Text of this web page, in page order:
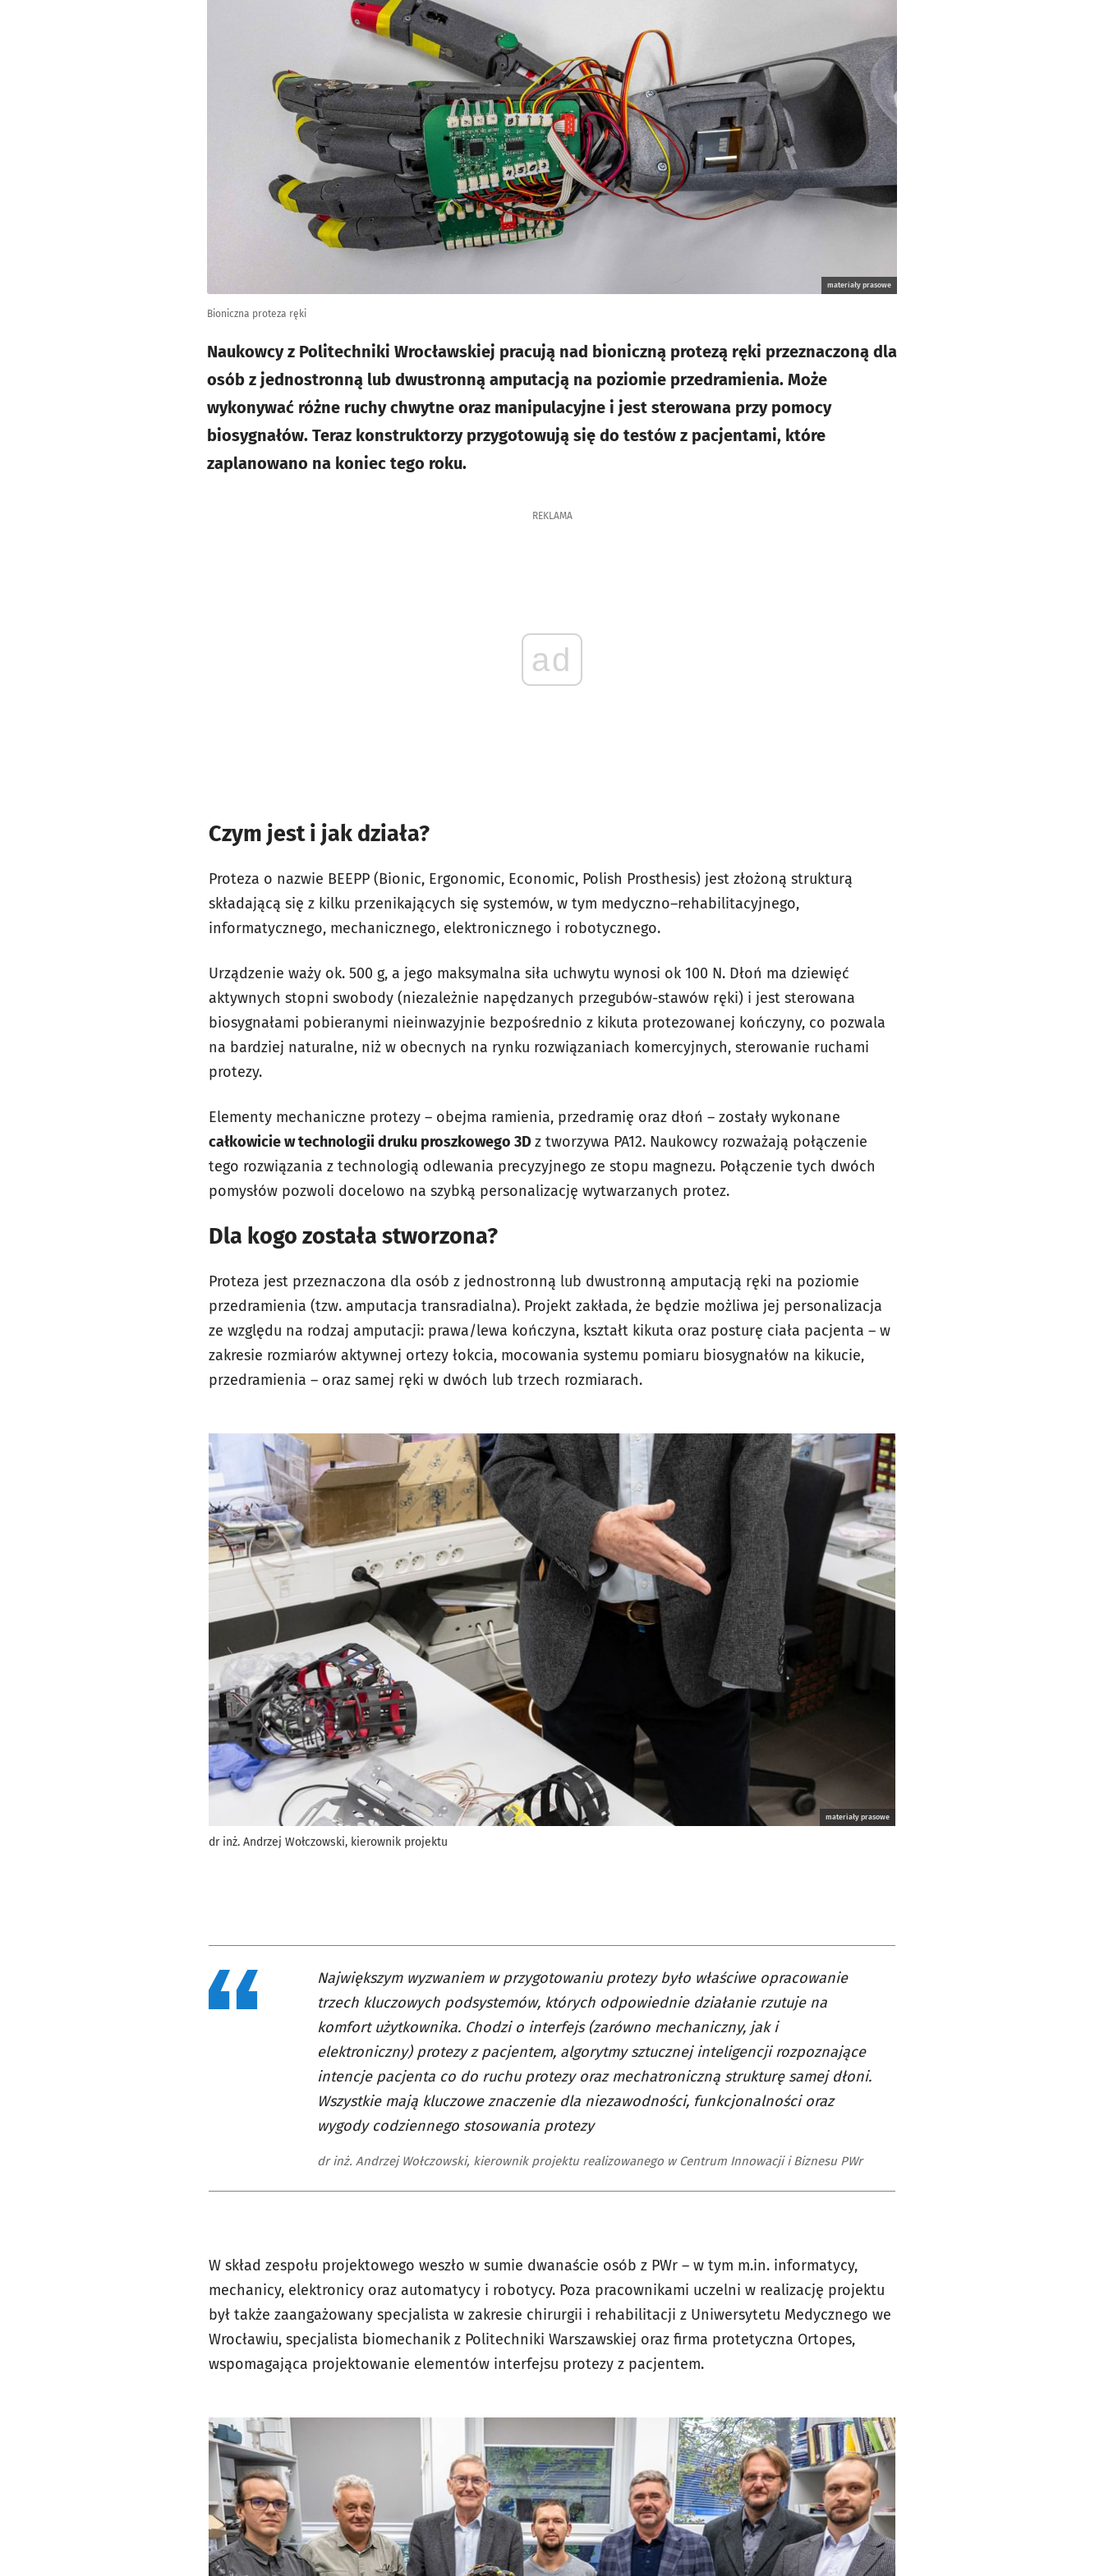
materiały prasowe
Bioniczna proteza ręki
Naukowcy z Politechniki Wrocławskiej pracują nad bioniczną protezą ręki przeznaczoną dla
osób z jednostronną lub dwustronną amputacją na poziomie przedramienia. Może
wykonywać różne ruchy chwytne oraz manipulacyjne i jest sterowana przy pomocy
biosygnałów. Teraz konstruktorzy przygotowują się do testów z pacjentami, które
zaplanowano na koniec tego roku.
REKLAMA
ad
Czym jest i jak działa?
Proteza o nazwie BEEPP (Bionic, Ergonomic, Economic, Polish Prosthesis) jest złożoną strukturą
składającą się z kilku przenikających się systemów, w tym medyczno–rehabilitacyjnego,
informatycznego, mechanicznego, elektronicznego i robotycznego.
Urządzenie waży ok. 500 g, a jego maksymalna siła uchwytu wynosi ok 100 N. Dłoń ma dziewięć
aktywnych stopni swobody (niezależnie napędzanych przegubów-stawów ręki) i jest sterowana
biosygnałami pobieranymi nieinwazyjnie bezpośrednio z kikuta protezowanej kończyny, co pozwala
na bardziej naturalne, niż w obecnych na rynku rozwiązaniach komercyjnych, sterowanie ruchami
protezy.
Elementy mechaniczne protezy – obejma ramienia, przedramię oraz dłoń – zostały wykonane
całkowicie w technologii druku proszkowego 3Dz tworzywa PA12. Naukowcy rozważają połączenie
tego rozwiązania z technologią odlewania precyzyjnego ze stopu magnezu. Połączenie tych dwóch
pomysłów pozwoli docelowo na szybką personalizację wytwarzanych protez.
Dla kogo została stworzona?
Proteza jest przeznaczona dla osób z jednostronną lub dwustronną amputacją ręki na poziomie
przedramienia (tzw. amputacja transradialna). Projekt zakłada, że będzie możliwa jej personalizacja
ze względu na rodzaj amputacji: prawa/lewa kończyna, kształt kikuta oraz posturę ciała pacjenta – w
zakresie rozmiarów aktywnej ortezy łokcia, mocowania systemu pomiaru biosygnałów na kikucie,
przedramienia – oraz samej ręki w dwóch lub trzech rozmiarach.
materiały prasowe
dr inż. Andrzej Wołczowski, kierownik projektu
Największym wyzwaniem w przygotowaniu protezy było właściwe opracowanie
trzech kluczowych podsystemów, których odpowiednie działanie rzutuje na
komfort użytkownika. Chodzi o interfejs (zarówno mechaniczny, jak i
elektroniczny) protezy z pacjentem, algorytmy sztucznej inteligencji rozpoznające
intencje pacjenta co do ruchu protezy oraz mechatroniczną strukturę samej dłoni.
Wszystkie mają kluczowe znaczenie dla niezawodności, funkcjonalności oraz
wygody codziennego stosowania protezy
dr inż. Andrzej Wołczowski, kierownik projektu realizowanego w Centrum Innowacji i Biznesu PWr
W skład zespołu projektowego weszło w sumie dwanaście osób z PWr – w tym m.in. informatycy,
mechanicy, elektronicy oraz automatycy i robotycy. Poza pracownikami uczelni w realizację projektu
był także zaangażowany specjalista w zakresie chirurgii i rehabilitacji z Uniwersytetu Medycznego we
Wrocławiu, specjalista biomechanik z Politechniki Warszawskiej oraz firma protetyczna Ortopes,
wspomagająca projektowanie elementów interfejsu protezy z pacjentem.